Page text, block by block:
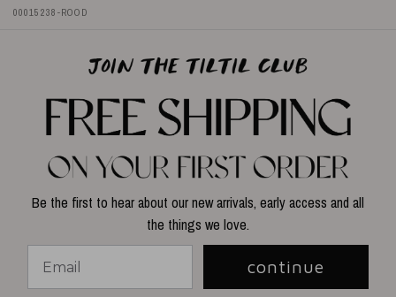
00015238-ROOD
Be the first to hear about our new arrivals, early access and all
the things we love.
continue